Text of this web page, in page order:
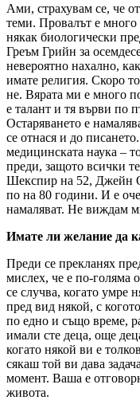
Ами, страхувам се, че
теми. Провалът е
някак биологически
Греъм Грийн за
невероятно нахално,
имате религия. Скоро
не. Вярата ми е много
е талант и тя върви по
Остаряването е
се отнася и до
медицинската наука –
преди, защото всички
Шекспир на 52, Джейн
по на 80 години. И е
намаляват. Не виждам
Имате ли желание да
Преди се прекланях
мислех, че е по-голяма
се случва, когато умре
пред вид някой, с
по едно и също време,
имали сте деца, още
когато някой ви е
сякаш той ви дава
момент. Ваша е
живота.